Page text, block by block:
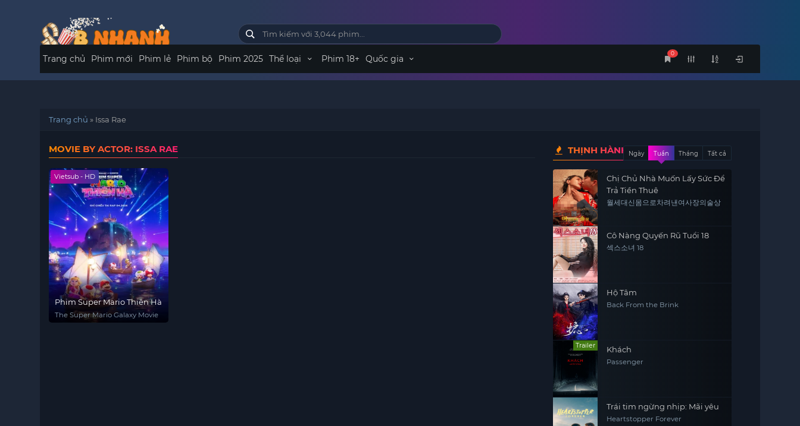
0
Trang chủ Phim mới Phim lẻ Phim bộ Phim 2025 Thể loại Phim 18+ Quốc gia
Trang chủ » Issa Rae
MOVIE BY ACTOR: ISSA RAE
Vietsub - HD
Phim Super Mario Thiên Hà
The Super Mario Galaxy Movie
THỊNH HÀNHNgày Tuần Tháng Tất cả
Chị Chủ Nhà Muốn Lấy Sức Để
Trả Tiền Thuê
월세대신몸으로차려낸여사장의술상
Cô Nàng Quyến Rũ Tuổi 18
섹스소녀 18
Hộ Tâm
Back From the Brink
Trailer Khách
Passenger
Trái tim ngừng nhịp: Mãi yêu
Heartstopper Forever